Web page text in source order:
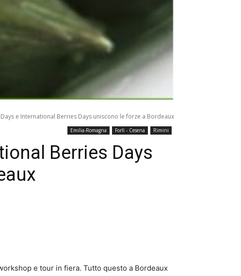
e International Berries Days uniscono le forze a Bordeaux
Emilia-Romagna Forlì - Cesena Rimini
Berries Days
e tour in fiera. Tutto questo a Bordeaux